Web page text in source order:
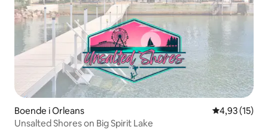
Boende i Orleans 4,93 av 5 i
4,93 (15)
Unsalted Shores on Big Spirit Lake